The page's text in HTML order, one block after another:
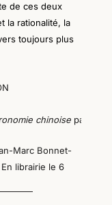
de ces deux
la rationalité, la
toujours plus
chinoise paru
Marc Bonnet-
En librairie le 6